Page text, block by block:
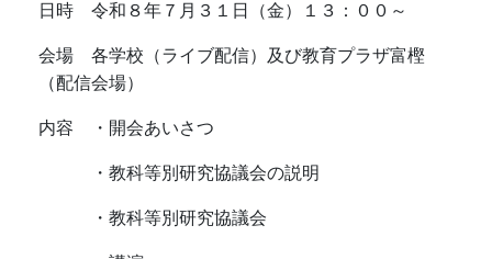
日時 令和８年７月３１日（金）１３：００～
会場 各学校（ライブ配信）及び教育プラザ富樫
（配信会場）
内容 ・開会あいさつ
・教科等別研究協議会の説明
・教科等別研究協議会